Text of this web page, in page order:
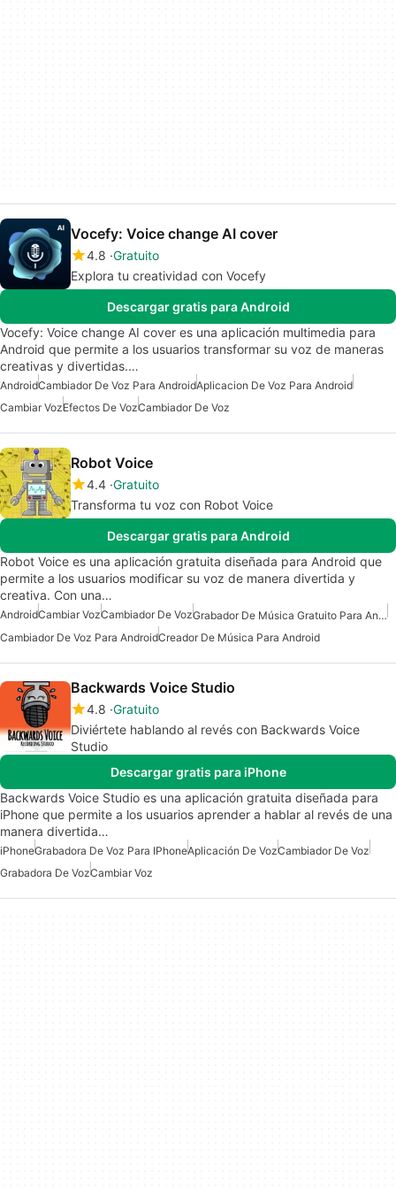
Vocefy: Voice change AI cover
4.8 Gratuito
Explora tu creatividad con Vocefy
Descargar gratis para Android
Vocefy: Voice change AI cover es una aplicación multimedia para
Android que permite a los usuarios transformar su voz de maneras
creativas y divertidas.…
AndroidCambiador De Voz Para AndroidAplicacion De Voz Para Android
Cambiar VozEfectos De VozCambiador De Voz
Robot Voice
4.4 Gratuito
Transforma tu voz con Robot Voice
Descargar gratis para Android
Robot Voice es una aplicación gratuita diseñada para Android que
permite a los usuarios modificar su voz de manera divertida y
creativa. Con una…
AndroidCambiar VozCambiador De Voz
Grabador De Música Gratuito Para Android
Cambiador De Voz Para AndroidCreador De Música Para Android
Backwards Voice Studio
4.8 Gratuito
Diviértete hablando al revés con Backwards Voice
Studio
Descargar gratis para iPhone
Backwards Voice Studio es una aplicación gratuita diseñada para
iPhone que permite a los usuarios aprender a hablar al revés de una
manera divertida…
iPhoneGrabadora De Voz Para IPhoneAplicación De VozCambiador De Voz
Grabadora De VozCambiar Voz